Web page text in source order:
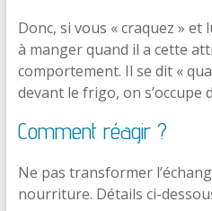
Donc, si vous « craquez » et
à manger quand il a cette
comportement. Il se dit «
devant le frigo, on s’occupe
Comment réagir ?
Ne pas transformer
nourriture. Détails ci-